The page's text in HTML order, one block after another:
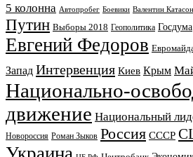
5 колонна Автопробег Боевики Валентин
Путин Выборы 2018 Геополитика Госдума
Евгений Федоров
Запад Интервенция Киев Крым
Национально-
движение Национальный
Новороссия Роман Зыков Россия СССР